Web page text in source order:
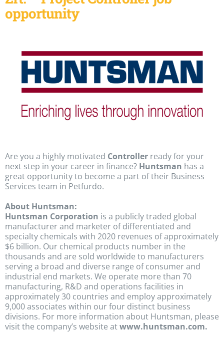
opportunity
Are you a highly motivated Controller ready for your
next step in your career in finance? Huntsman has a
great opportunity to become a part of their Business
Services team in Petfurdo.
About Huntsman:
Huntsman Corporation is a publicly traded global
manufacturer and marketer of differentiated and
specialty chemicals with 2020 revenues of approximately
$6 billion. Our chemical products number in the
thousands and are sold worldwide to manufacturers
serving a broad and diverse range of consumer and
industrial end markets. We operate more than 70
manufacturing, R&D and operations facilities in
approximately 30 countries and employ approximately
9,000 associates within our four distinct business
divisions. For more information about Huntsman, please
visit the company’s website atwww.huntsman.com.